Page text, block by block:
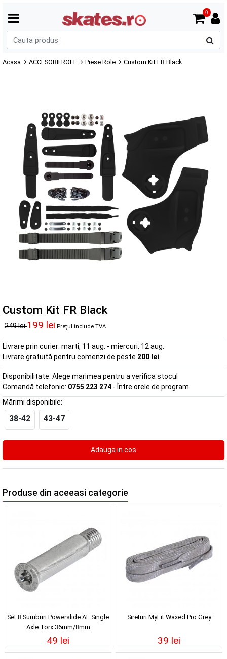
0
Acasa ACCESORII ROLE Piese Role Custom Kit FR Black
Custom Kit FR Black
249 lei199 lei Prețul include TVA
Livrare prin curier: marti, 11 aug. - miercuri, 12 aug.
Livrare gratuită pentru comenzi de peste 200 lei
Disponibilitate: Alege marimea pentru a verifica stocul
Comandă telefonic: 0755 223 274 - Între orele de program
Mărimi disponibile:
38-42 43-47
Produse din aceeasi categorie
Set 8 Suruburi Powerslide AL Single
Axle Torx 36mm/8mm
49 lei
Sireturi MyFit Waxed Pro Grey
39 lei